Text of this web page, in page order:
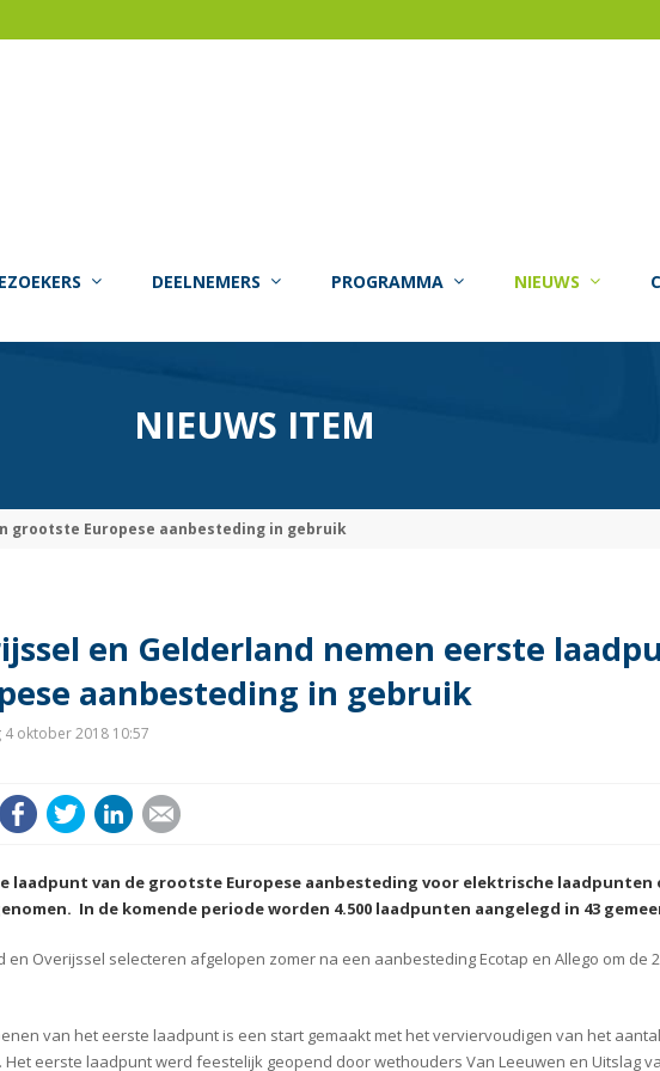
DEELNEMERS PROGRAMMA NIEUWS
NIEUWS ITEM
grootste Europese aanbesteding in gebruik
en Gelderland nemen eerste
aanbesteding in gebruik
oktober 2018 10:57
FacebookTwitterLinkedInE-mail
laadpunt van de grootste Europese aanbesteding voor elektrische laadpunten
In de komende periode worden 4.500 laadpunten aangelegd in 43
en Overijssel selecteren afgelopen zomer na een aanbesteding Ecotap en Allego om de
van het eerste laadpunt is een start gemaakt met het verviervoudigen van het
Het eerste laadpunt werd feestelijk geopend door wethouders Van Leeuwen en Uitslag